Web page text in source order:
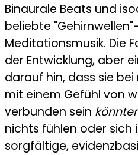
Binaurale Beats und
beliebte
Meditationsmusik. Die
der Entwicklung, aber
darauf hin, dass sie
mit einem Gefühl von
verbunden sein
nichts fühlen oder sich
sorgfältige,